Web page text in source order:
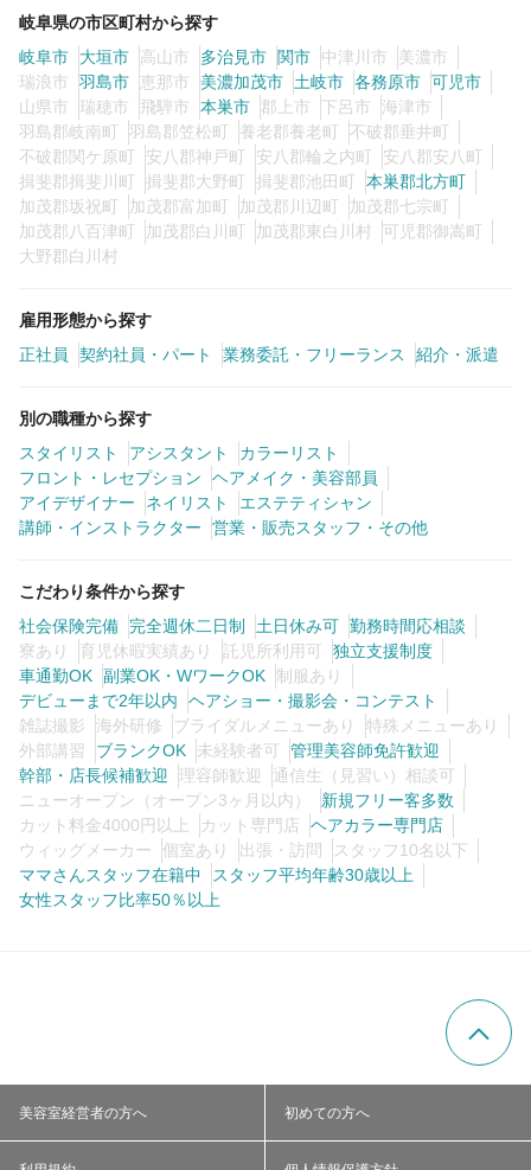
岐阜県の市区町村から探す
岐阜市
大垣市 高山市 多治見市 関市 中津川市
美濃市
瑞浪市
羽島市 恵那市 美濃加茂市 土岐市 各務原市 可児市
山県市
瑞穂市 飛騨市 本巣市 郡上市 下呂市
海津市
羽島郡岐南町
羽島郡笠松町 養老郡養老町
不破郡垂井町
不破郡関ケ原町
安八郡神戸町 安八郡輪之内町
安八郡安八町
揖斐郡揖斐川町
揖斐郡大野町 揖斐郡池田町
本巣郡北方町
加茂郡坂祝町
加茂郡富加町 加茂郡川辺町
加茂郡七宗町
加茂郡八百津町
加茂郡白川町 加茂郡東白川村
可児郡御嵩町
大野郡白川村
雇用形態から探す
正社員
契約社員・パート 業務委託・フリーランス 紹介・派遣
別の職種から探す
スタイリスト
アシスタント
カラーリスト
フロント・レセプション
ヘアメイク・美容部員
アイデザイナー
ネイリスト
エステティシャン
講師・インストラクター
営業・販売スタッフ・その他
こだわり条件から探す
社会保険完備
完全週休二日制 土日休み可 勤務時間応相談
寮あり
育児休暇実績あり 託児所利用可
独立支援制度
車通勤OK 副業OK・WワークOK 制服あり
デビューまで2年以内
ヘアショー・撮影会・コンテスト
雑誌撮影
海外研修 ブライダルメニューあり
特殊メニューあり
外部講習
ブランクOK 未経験者可
管理美容師免許歓迎
幹部・店長候補歓迎
理容師歓迎
通信生（見習い）相談可
ニューオープン（オープン3ヶ月以内）
新規フリー客多数
カット料金4000円以上
カット専門店
ヘアカラー専門店
ウィッグメーカー
個室あり 出張・訪問
スタッフ10名以下
ママさんスタッフ在籍中
スタッフ平均年齢30歳以上
女性スタッフ比率50％以上
美容室経営者の方へ 初めての方へ